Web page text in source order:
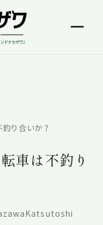
り合いか？
車は不釣り